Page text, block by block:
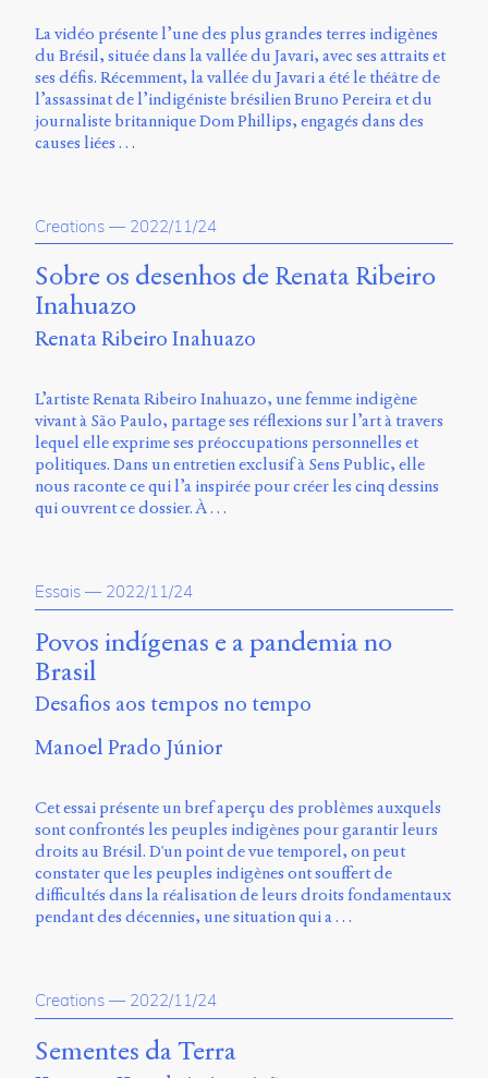
La vidéo présente l’une des plus grandes terres indigènes
du Brésil, située dans la vallée du Javari, avec ses attraits et
ses défis. Récemment, la vallée du Javari a été le théâtre de
l’assassinat de l’indigéniste brésilien Bruno Pereira et du
journaliste britannique Dom Phillips, engagés dans des
causes liées …
Creations — 2022/11/24
Sobre os desenhos de Renata Ribeiro
Inahuazo
Renata Ribeiro Inahuazo
L’artiste Renata Ribeiro Inahuazo, une femme indigène
vivant à São Paulo, partage ses réflexions sur l’art à travers
lequel elle exprime ses préoccupations personnelles et
politiques. Dans un entretien exclusif à Sens Public, elle
nous raconte ce qui l’a inspirée pour créer les cinq dessins
qui ouvrent ce dossier. À …
Essais — 2022/11/24
Povos indígenas e a pandemia no
Brasil
Desafios aos tempos no tempo
Manoel Prado Júnior
Cet essai présente un bref aperçu des problèmes auxquels
sont confrontés les peuples indigènes pour garantir leurs
droits au Brésil. D'un point de vue temporel, on peut
constater que les peuples indigènes ont souffert de
difficultés dans la réalisation de leurs droits fondamentaux
pendant des décennies, une situation qui a …
Creations — 2022/11/24
Sementes da Terra